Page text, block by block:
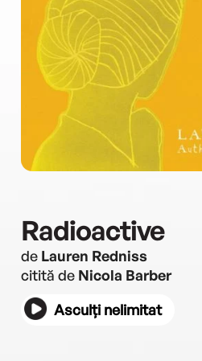
Radioactive
de Lauren Redniss
citită de Nicola Barber
Asculți nelimitat